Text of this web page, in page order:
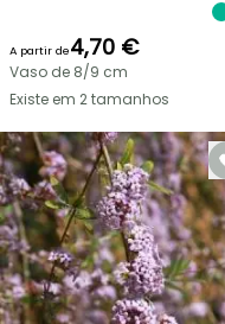
A partir de4,70 €
Vaso de 8/9 cm
Existe em 2 tamanhos